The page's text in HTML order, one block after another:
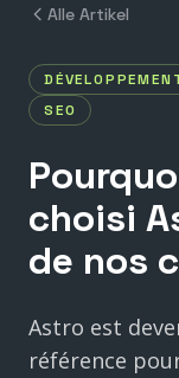
Alle Artikel
SEO
choisi
de nos
Astro est
référence